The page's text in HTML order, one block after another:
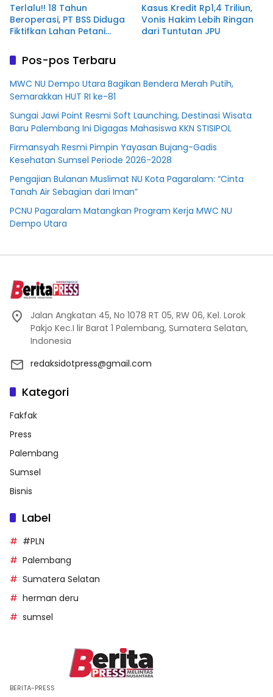
Terlalu!! 18 Tahun
Beroperasi, PT BSS Diduga
Fiktifkan Lahan Petani
Kasus Kredit Rp1,4 Triliun,
Vonis Hakim Lebih Ringan
dari Tuntutan JPU
Pos-pos Terbaru
MWC NU Dempo Utara Bagikan Bendera Merah Putih,
Semarakkan HUT RI ke-81
Sungai Jawi Point Resmi Soft Launching, Destinasi Wisata
Baru Palembang Ini Digagas Mahasiswa KKN STISIPOL
Firmansyah Resmi Pimpin Yayasan Bujang-Gadis
Kesehatan Sumsel Periode 2026-2028
Pengajian Bulanan Muslimat NU Kota Pagaralam: “Cinta
Tanah Air Sebagian dari Iman”
PCNU Pagaralam Matangkan Program Kerja MWC NU
Dempo Utara
Jalan Angkatan 45, No 1078 RT 05, RW 06, Kel. Lorok
Pakjo Kec.I lir Barat 1 Palembang, Sumatera Selatan,
Indonesia
redaksidotpress@gmail.com
Kategori
Fakfak
Press
Palembang
Sumsel
Bisnis
Label
#PLN
Palembang
Sumatera Selatan
herman deru
sumsel
BERITA-PRESS